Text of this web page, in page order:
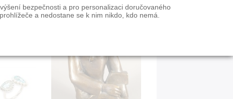
bezpečnosti a pro personalizaci doručovaného
a nedostane se k nim nikdo, kdo nemá.